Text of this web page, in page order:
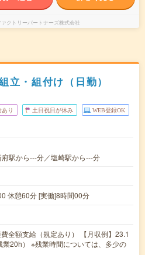
クトリーパートナーズ株式会社
立・組付け（日勤）
り 土日祝日が休み WEB登録OK
駅から---分／塩崎駅から---分
休憩60分 [実働]8時間00分
全額支給（規定あり） 【月収例】23.1
20h） ※残業時間については、多少の